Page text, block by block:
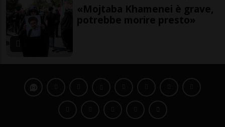
«Mojtaba Khamenei è grave,
potrebbe morire presto»